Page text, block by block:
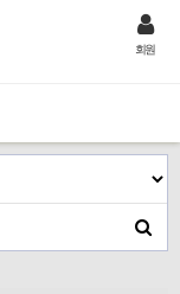
회원